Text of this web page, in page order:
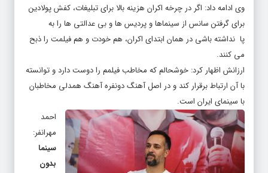
وی ادامه داد: اگر در چرخه اکران هزینه بالا برای تبلیغات، کفش پولادین
برای گرفتن سانس از سینماها و پردیس ها و بی عدالتی ها را به
پا نداشته باشی در همان ابتدای اکران، هم خودت و هم فیلمت را ذبح
می کنند.
ارزانش اظهار کرد: خوشحالم که مخاطب فیلمم را دوست دارد و توانسته
با آن ارتباط برقرار کند و در اصل آهنگ دونفره آهنگ همدلی مخاطبان
با سینمای ایران است.
احمد
مهرانفر:
سینما
بدون